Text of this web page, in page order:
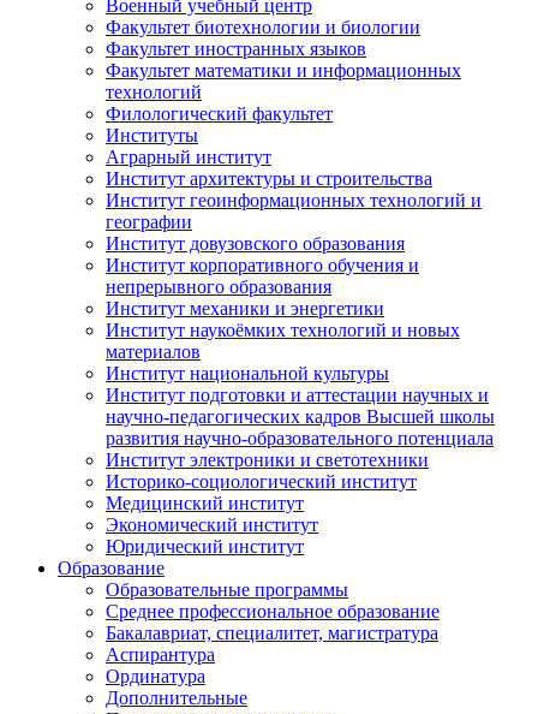
Военный учебный центр
Факультет биотехнологии и биологии
Факультет иностранных языков
Факультет математики и информационных
технологий
Филологический факультет
Институты
Аграрный институт
Институт архитектуры и строительства
Институт геоинформационных технологий и
географии
Институт довузовского образования
Институт корпоративного обучения и
непрерывного образования
Институт механики и энергетики
Институт наукоёмких технологий и новых
материалов
Институт национальной культуры
Институт подготовки и аттестации научных и
научно-педагогических кадров Высшей школы
развития научно-образовательного потенциала
Институт электроники и светотехники
Историко-социологический институт
Медицинский институт
Экономический институт
Юридический институт
Образование
Образовательные программы
Среднее профессиональное образование
Бакалавриат, специалитет, магистратура
Аспирантура
Ординатура
Дополнительные